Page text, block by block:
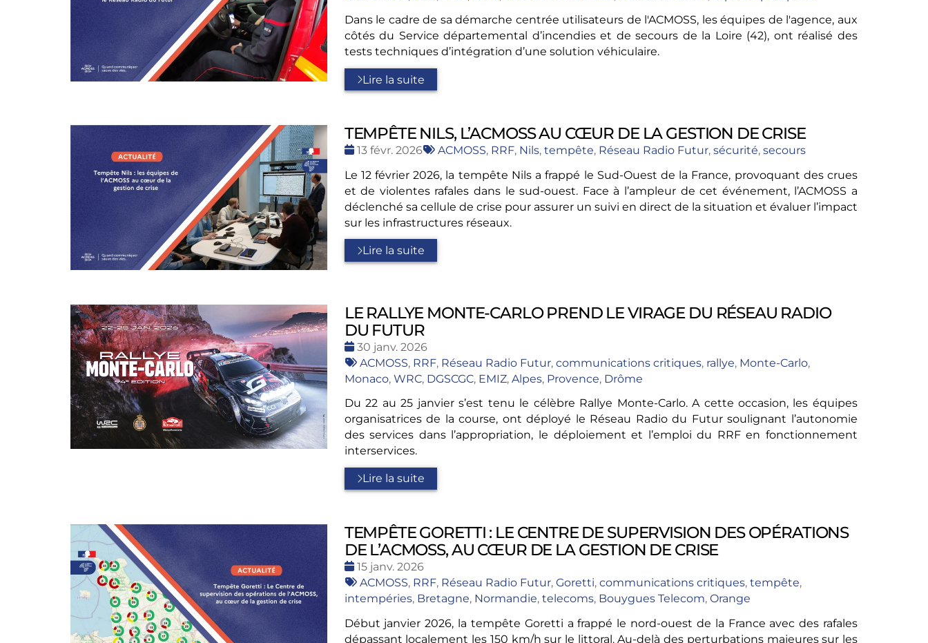
Dans le cadre de sa démarche centrée utilisateurs de l'ACMOSS, les équipes de l'agence, aux
côtés du Service départemental d’incendies et de secours de la Loire (42), ont réalisé des
tests techniques d’intégration d’une solution véhiculaire.
Lire la suite
TEMPÊTE NILS, L’ACMOSS AU CŒUR DE LA GESTION DE CRISE
Date
13 févr. 2026
Tags
ACMOSS, RRF, Nils, tempête, Réseau Radio Futur, sécurité, secours
Le 12 février 2026, la tempête Nils a frappé le Sud-Ouest de la France, provoquant des crues
et de violentes rafales dans le sud-ouest. Face à l’ampleur de cet événement, l’ACMOSS a
déclenché sa cellule de crise pour assurer un suivi en direct de la situation et évaluer l’impact
sur les infrastructures réseaux.
Lire la suite
LE RALLYE MONTE-CARLO PREND LE VIRAGE DU RÉSEAU RADIO
DU FUTUR
Date
:
30 janv. 2026
Tags
:
ACMOSS, RRF, Réseau Radio Futur, communications critiques, rallye, Monte-Carlo,
Monaco, WRC, DGSCGC, EMIZ, Alpes, Provence, Drôme
Du 22 au 25 janvier s’est tenu le célèbre Rallye Monte-Carlo. A cette occasion, les équipes
organisatrices de la course, ont déployé le Réseau Radio du Futur soulignant l’autonomie
des services dans l’appropriation, le déploiement et l’emploi du RRF en fonctionnement
interservices.
Lire la suite
TEMPÊTE GORETTI : LE CENTRE DE SUPERVISION DES OPÉRATIONS
DE L’ACMOSS, AU CŒUR DE LA GESTION DE CRISE
Date
:
15 janv. 2026
Tags
:
ACMOSS, RRF, Réseau Radio Futur, Goretti, communications critiques, tempête,
intempéries, Bretagne, Normandie, telecoms, Bouygues Telecom, Orange
Début janvier 2026, la tempête Goretti a frappé le nord-ouest de la France avec des rafales
dépassant localement les 150 km/h sur le littoral. Au-delà des perturbations majeures sur les